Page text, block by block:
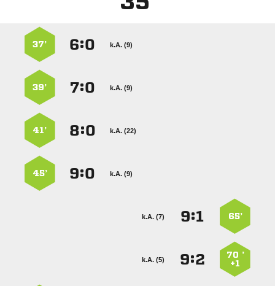
k.A. (9)
:
37’
k.A. (9)
:
39’
k.A. (22)
:
41’
k.A. (9)
:
45’
65’
:
k.A. (7)
70 ’
+1
:
k.A. (5)